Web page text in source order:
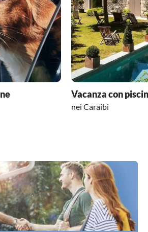
Vacanza con
nei Caraibi